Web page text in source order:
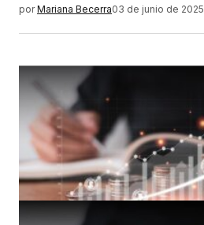
por Mariana Becerra03 de junio de 2025